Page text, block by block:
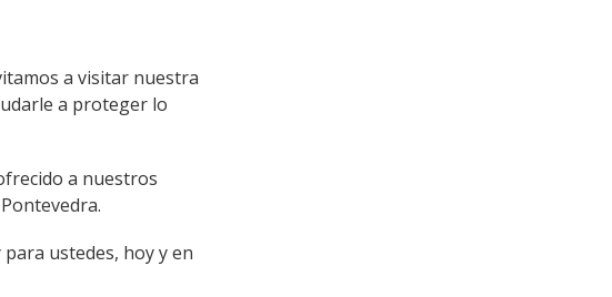
a visitar nuestra
a proteger lo
a nuestros
ustedes, hoy y en